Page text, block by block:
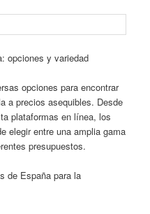
opciones y variedad
opciones para encontrar
a precios asequibles. Desde
plataformas en línea, los
elegir entre una amplia gama
presupuestos.
de España para la